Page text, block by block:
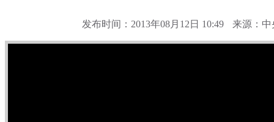
发布时间：2013年08月12日 10:49 来源：中